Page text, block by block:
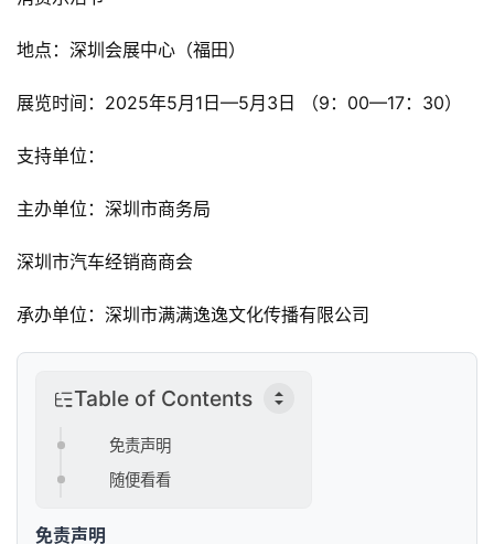
科
投
资
人
出
地点：深圳会展中心（福田）
展览时间：2025年5月1日—5月3日 （9：00—17：30）
支持单位：
主办单位：深圳市商务局
深圳市汽车经销商商会
承办单位：深圳市满满逸逸文化传播有限公司
Table of Contents
免责声明
随便看看
免责声明